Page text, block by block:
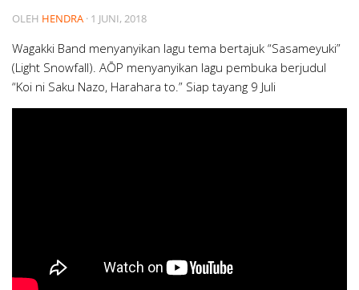
OLEH HENDRA · 1 JUNI, 2018
Wagakki Band menyanyikan lagu tema bertajuk “Sasameyuki”
(Light Snowfall). AŌP menyanyikan lagu pembuka berjudul
“Koi ni Saku Nazo, Harahara to.” Siap tayang 9 Juli